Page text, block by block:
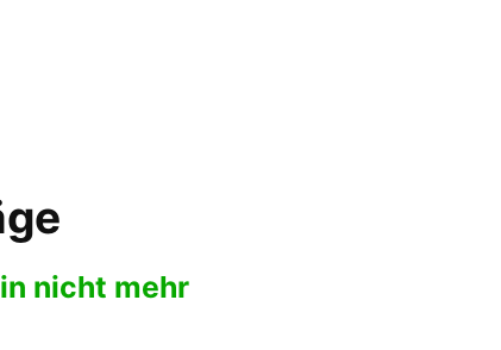
nicht mehr